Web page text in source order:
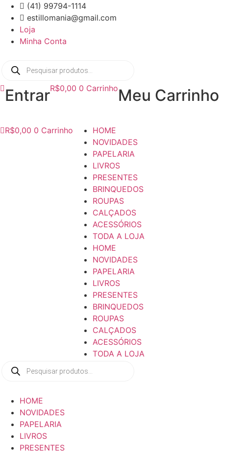
para
conteúdo
(41) 99794-1114
estillomania@gmail.com
Loja
Minha Conta
Pesquisar
produtos
EntrarR$0,00 0 CarrinhoMeu Carrinho
R$0,00 0 Carrinho
HOME
NOVIDADES
PAPELARIA
LIVROS
PRESENTES
BRINQUEDOS
ROUPAS
CALÇADOS
ACESSÓRIOS
TODA A LOJA
HOME
NOVIDADES
PAPELARIA
LIVROS
PRESENTES
BRINQUEDOS
ROUPAS
CALÇADOS
ACESSÓRIOS
TODA A LOJA
Pesquisar
produtos
HOME
NOVIDADES
PAPELARIA
LIVROS
PRESENTES